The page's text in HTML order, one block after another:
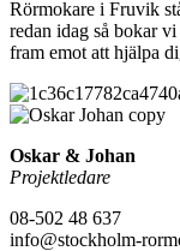
Rörmokare i Fruvik
redan idag så bokar
fram emot att hjälpa
Oskar & Johan
Projektledare
08-502 48 637
info@stockholm-